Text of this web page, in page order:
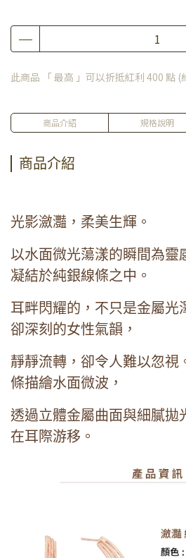
此商品 「 最高 」可以折抵紅利 400 點 (
商品介紹 規格說明
商品介紹
光影瀲灩，柔美生輝。
以水面微光蕩漾的瞬間為靈
凝結於純銀線條之中。
耳畔閃耀的，不只是金屬光
卻深刻的女性氣韻，
靜靜流轉，卻令人難以忽視
條描繪水面微波，
透過立體金屬曲面與細膩拋
在耳際游移。